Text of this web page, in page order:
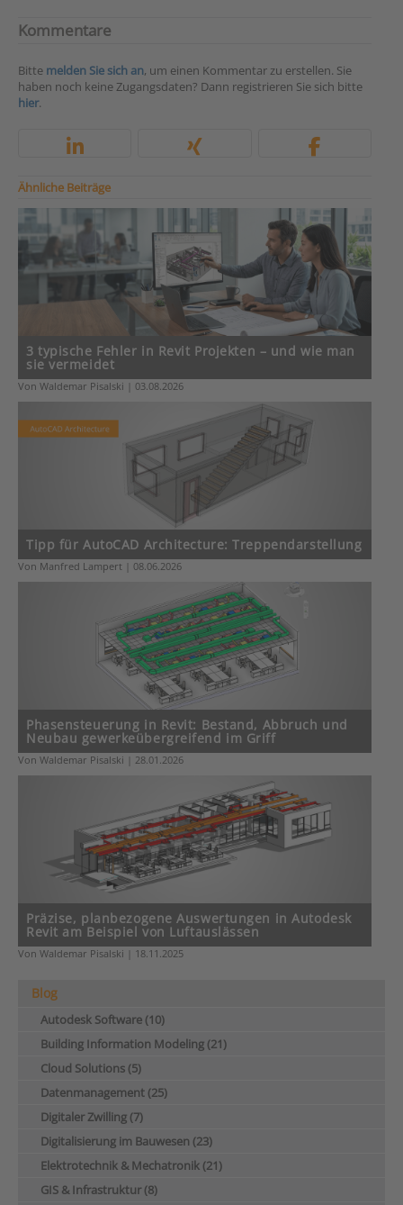
Kommentare
Bitte melden Sie sich an, um einen Kommentar zu erstellen. Sie
haben noch keine Zugangsdaten? Dann registrieren Sie sich bitte
hier.
Ähnliche Beiträge
3 typische Fehler in Revit Projekten – und wie man
sie vermeidet
Von Waldemar Pisalski | 03.08.2026
Tipp für AutoCAD Architecture: Treppendarstellung
Von Manfred Lampert | 08.06.2026
Phasensteuerung in Revit: Bestand, Abbruch und
Neubau gewerkeübergreifend im Griff
Von Waldemar Pisalski | 28.01.2026
Präzise, planbezogene Auswertungen in Autodesk
Revit am Beispiel von Luftauslässen
Von Waldemar Pisalski | 18.11.2025
Blog
Autodesk Software (10)
Building Information Modeling (21)
Cloud Solutions (5)
Datenmanagement (25)
Digitaler Zwilling (7)
Digitalisierung im Bauwesen (23)
Elektrotechnik & Mechatronik (21)
GIS & Infrastruktur (8)